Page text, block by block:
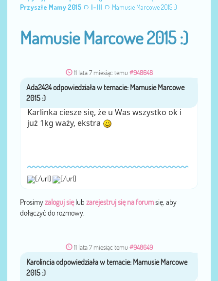
Przyszłe Mamy 2015
I-III Mamusie Marcowe 2015 :)
Mamusie Marcowe 2015 :)
11 lata 7 miesiąc temu #948648
przezAda2424
Karlinka ciesze się, że u Was wszystko ok i
już 1kg waży, ekstra
[/url] [/url]
Prosimyzaloguj sięlub zarejestruj się na forumsię, aby
dołączyć do rozmowy.
11 lata 7 miesiąc temu #948649
przezKarolincia